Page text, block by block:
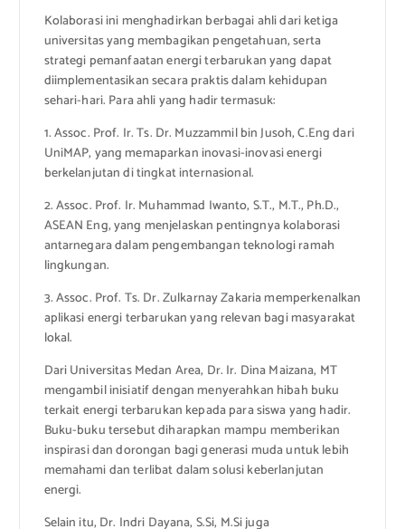
Kolaborasi ini menghadirkan berbagai ahli dari ketiga
universitas yang membagikan pengetahuan, serta
strategi pemanfaatan energi terbarukan yang dapat
diimplementasikan secara praktis dalam kehidupan
sehari-hari. Para ahli yang hadir termasuk:
1. Assoc. Prof. Ir. Ts. Dr. Muzzammil bin Jusoh, C.Eng dari
UniMAP, yang memaparkan inovasi-inovasi energi
berkelanjutan di tingkat internasional.
2. Assoc. Prof. Ir. Muhammad Iwanto, S.T., M.T., Ph.D.,
ASEAN Eng, yang menjelaskan pentingnya kolaborasi
antarnegara dalam pengembangan teknologi ramah
lingkungan.
3. Assoc. Prof. Ts. Dr. Zulkarnay Zakaria memperkenalkan
aplikasi energi terbarukan yang relevan bagi masyarakat
lokal.
Dari Universitas Medan Area, Dr. Ir. Dina Maizana, MT
mengambil inisiatif dengan menyerahkan hibah buku
terkait energi terbarukan kepada para siswa yang hadir.
Buku-buku tersebut diharapkan mampu memberikan
inspirasi dan dorongan bagi generasi muda untuk lebih
memahami dan terlibat dalam solusi keberlanjutan
energi.
Selain itu, Dr. Indri Dayana, S.Si, M.Si juga